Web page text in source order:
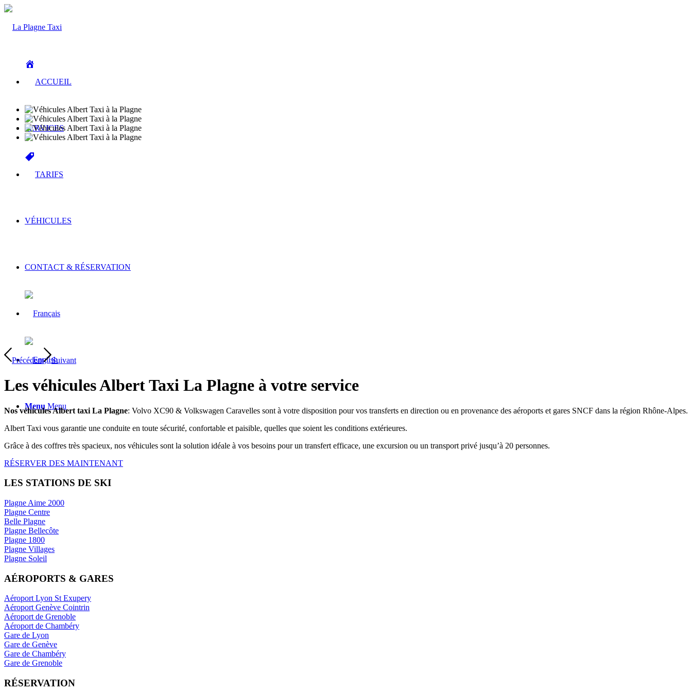
ACCUEIL
SERVICES
TARIFS
VÉHICULES
CONTACT & RÉSERVATION
Menu Menu
Précédent Suivant
Les véhicules Albert Taxi La Plagne à votre service
Nos véhicules Albert taxi La Plagne: Volvo XC90 & Volkswagen Caravelles sont à votre disposition pour vos transferts en direction ou en provenance des aéroports et gares SNCF dans la région Rhône-Alpes.
Albert Taxi vous garantie une conduite en toute sécurité, confortable et paisible, quelles que soient les conditions extérieures.
Grâce à des coffres très spacieux, nos véhicules sont la solution idéale à vos besoins pour un transfert efficace, une excursion ou un transport privé jusqu’à 20 personnes.
RÉSERVER DES MAINTENANT
LES STATIONS DE SKI
Plagne Aime 2000
Plagne Centre
Belle Plagne
Plagne Bellecôte
Plagne 1800
Plagne Villages
Plagne Soleil
AÉROPORTS & GARES
Aéroport Lyon St Exupery
Aéroport Genève Cointrin
Aéroport de Grenoble
Aéroport de Chambéry
Gare de Lyon
Gare de Genève
Gare de Chambéry
Gare de Grenoble
RÉSERVATION